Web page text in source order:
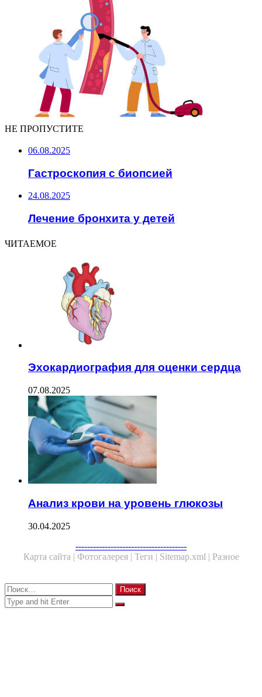
НЕ ПРОПУСТИТЕ
06.08.2025
Гастроскопия с биопсией
24.08.2025
Лечение бронхита у детей
ЧИТАЕМОЕ
Эхокардиография для оценки сердца
07.08.2025
Анализ крови на уровень глюкозы
30.04.2025
--------------------------------------
Карта сайта | Фотогалерея | Теги | Sitemap.xml | Разное
Close
Найти:
Close
Search